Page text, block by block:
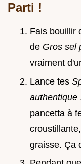
Parti !
Fais bouillir
de Gros sel
vraiment
Lance tes
authentique
pancetta à
graisse. Ça